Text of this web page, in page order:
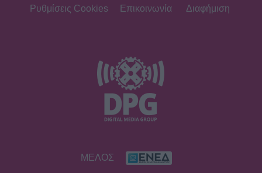
Θυσιάστηκε για άλλων αμαρτήματα
Σταματίνα Τσιμτσιλή: «Πρέπει να
αφουγκράζεσαι τι θέλουν και τι
ψάχνουν οι τηλεθεατές»
Ρυθμίσεις Cookies Επικοινωνία Διαφήμιση
ΜΕΛΟΣ